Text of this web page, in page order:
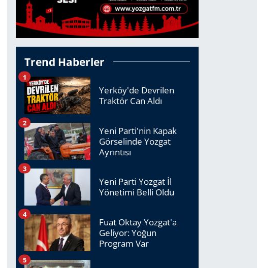
Trend Haberler
Yerköy'de Devrilen
Traktör Can Aldı
1
Yeni Parti'nin Kapak
Görselinde Yozgat
Ayrıntısı
2
Yeni Parti Yozgat İl
Yönetimi Belli Oldu
3
Fuat Oktay Yozgat'a
Geliyor: Yoğun
Program Var
4
5